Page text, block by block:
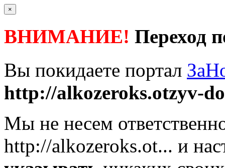
×
ВНИМАНИЕ! Переход
Вы покидаете портал
http://alkozeroks.otzyv-
Мы не несем
http://alkozeroks.ot... и